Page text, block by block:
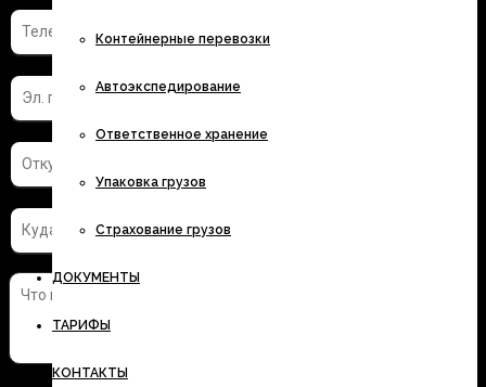
Контейнерные перевозки
Автоэкспедирование
Ответственное хранение
Упаковка грузов
Страхование грузов
ДОКУМЕНТЫ
ТАРИФЫ
КОНТАКТЫ